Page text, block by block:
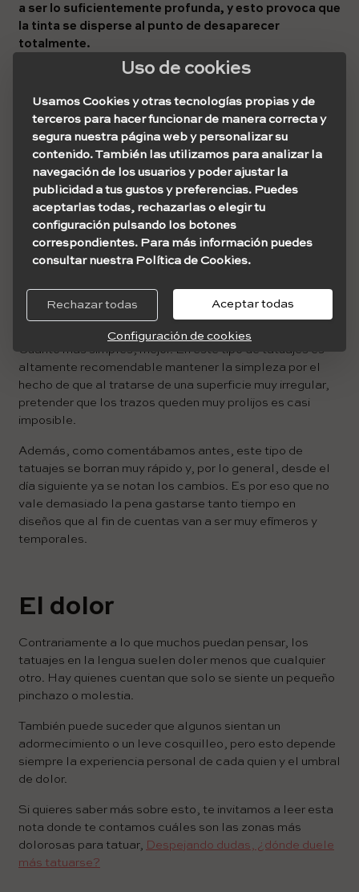
a ser lo suficientemente profunda, y esto provoca que
la tinta se disperse al punto de desaparecer
totalmente.
No obstante, la parte inferior de la lengua, es decir, la
convencionales, ya que esta zona tiene una capa menor
de tejido epitelial, lo cual permite que la tinta se instale y
no se mueva ni se desprenda.
Por otro lado, hay algunos artistas que experimentan
tatuar la parte superior de la lengua con el método hand
poke para lograr una inyección más precisa de la tinta.
Pero al no haber regulaciones ni certificaciones sobre
este tema, es todo a prueba y error.
El diseño
Cuanto más simples, mejor. En este tipo de tatuajes es
altamente recomendable mantener la simpleza por el
hecho de que al tratarse de una superficie muy irregular,
pretender que los trazos queden muy prolijos es casi
imposible.
Además, como comentábamos antes, este tipo de
tatuajes se borran muy rápido y, por lo general, desde el
día siguiente ya se notan los cambios. Es por eso que no
vale demasiado la pena gastarse tanto tiempo en
diseños que al fin de cuentas van a ser muy efímeros y
temporales.
El dolor
Contrariamente a lo que muchos puedan pensar, los
tatuajes en la lengua suelen doler menos que cualquier
otro. Hay quienes cuentan que solo se siente un pequeño
pinchazo o molestia.
También puede suceder que algunos sientan un
adormecimiento o un leve cosquilleo, pero esto depende
siempre la experiencia personal de cada quien y el umbral
de dolor.
Si quieres saber más sobre esto, te invitamos a leer esta
nota donde te contamos cuáles son las zonas más
dolorosas para tatuar,
Despejando dudas, ¿dónde duele
más tatuarse?
Uso de cookies
Usamos Cookies y otras tecnologías propias y de
terceros para hacer funcionar de manera correcta y
segura nuestra página web y personalizar su
contenido. También las utilizamos para analizar la
navegación de los usuarios y poder ajustar la
publicidad a tus gustos y preferencias. Puedes
aceptarlas todas, rechazarlas o elegir tu
configuración pulsando los botones
correspondientes. Para más información puedes
consultar nuestra Política de Cookies.
Rechazar todas Aceptar todas
Configuración de cookies